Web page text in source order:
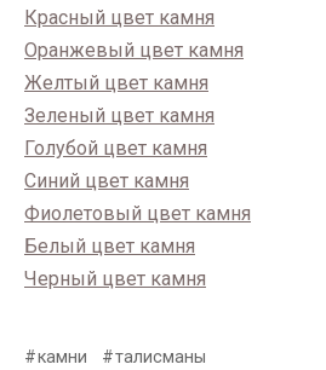
Красный цвет камня
Оранжевый цвет камня
Желтый цвет камня
Зеленый цвет камня
Голубой цвет камня
Синий цвет камня
Фиолетовый цвет камня
Белый цвет камня
Черный цвет камня
камни талисманы